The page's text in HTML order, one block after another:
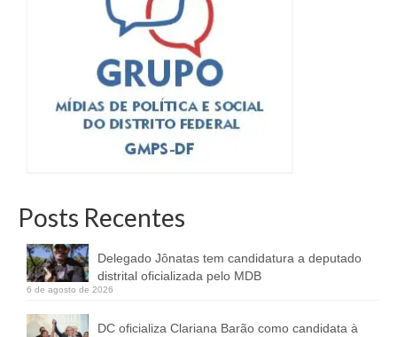
Posts Recentes
Delegado Jônatas tem candidatura a deputado
distrital oficializada pelo MDB
6 de agosto de 2026
DC oficializa Clariana Barão como candidata à